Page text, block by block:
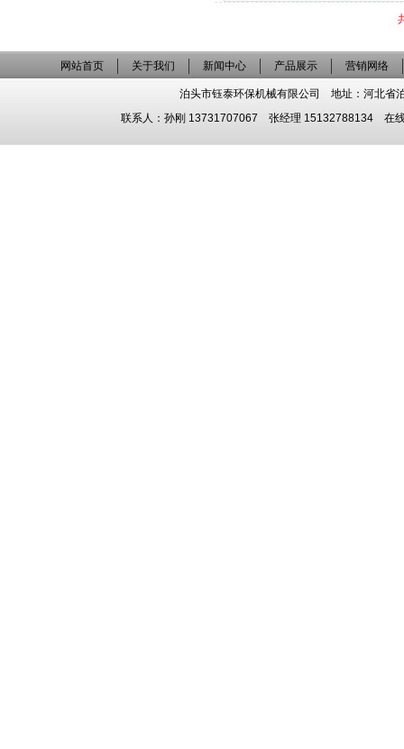
网站首页 关于我们 新闻中心 产品展示 营销网络
泊头市钰泰环保机械有限公司 地址：河北
联系人：孙刚 13731707067 张经理 15132788134 在